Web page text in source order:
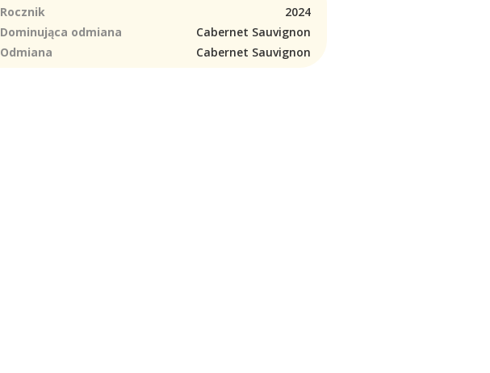
Rocznik
2024
Dominująca odmiana
Cabernet Sauvignon
Odmiana Cabernet Sauvignon